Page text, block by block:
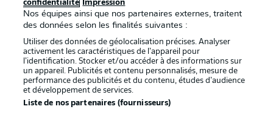
Proposé par
confidentialité
Impression
Nos équipes ainsi que nos partenaires externes, traitent
des données selon les finalités suivantes :
Utiliser des données de géolocalisation précises. Analyser
activement les caractéristiques de l’appareil pour
l’identification. Stocker et/ou accéder à des informations sur
un appareil. Publicités et contenu personnalisés, mesure de
performance des publicités et du contenu, études d’audience
et développement de services.
Liste de nos partenaires (fournisseurs)